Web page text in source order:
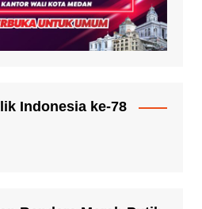
Indonesia ke-78